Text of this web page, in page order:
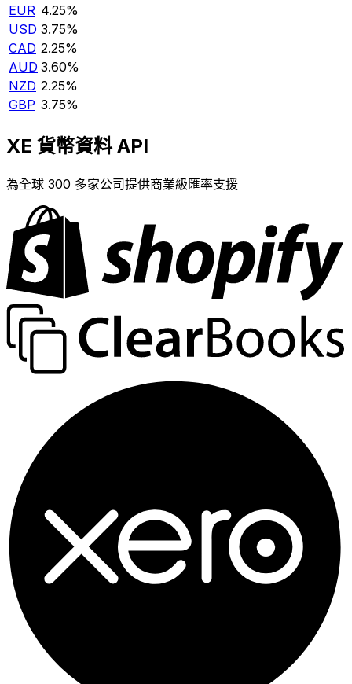
EUR 4.25%
USD 3.75%
CAD 2.25%
AUD 3.60%
NZD 2.25%
GBP 3.75%
XE 貨幣資料 API
為全球 300 多家公司提供商業級匯率支援